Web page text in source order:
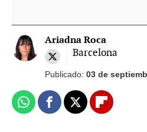
Ariadna Roca
Barcelona
Publicado: 03 de
WhatsappFacebook
X Flipboard